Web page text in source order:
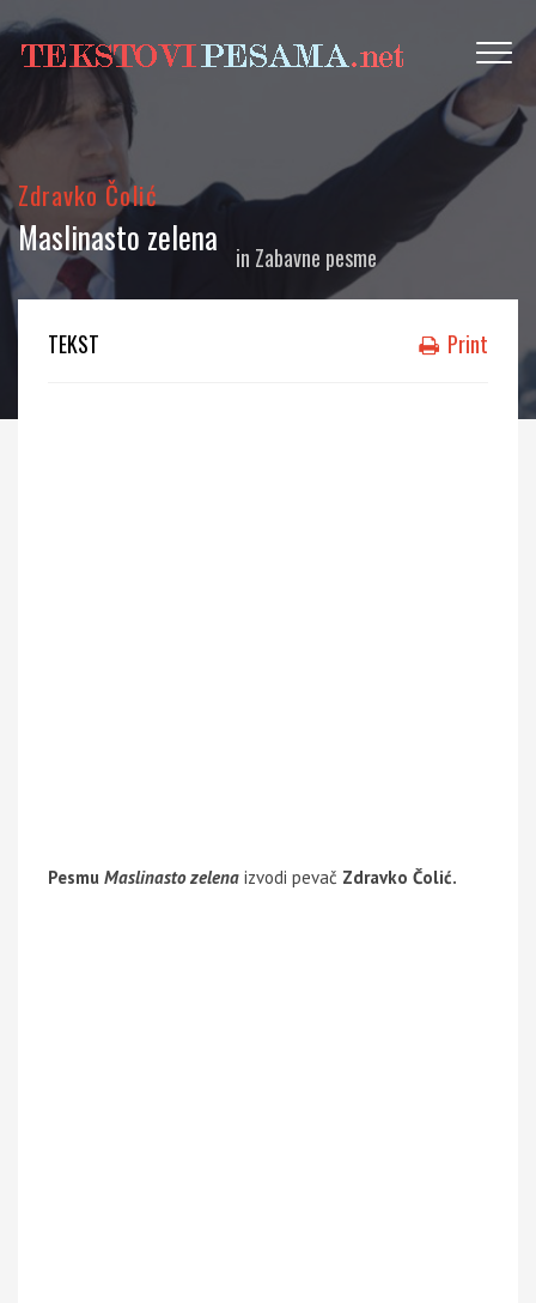
Zdravko Čolić
Maslinasto zelena in Zabavne pesme
TEKST Print
Pesmu Maslinasto zelena izvodi pevač Zdravko Čolić.